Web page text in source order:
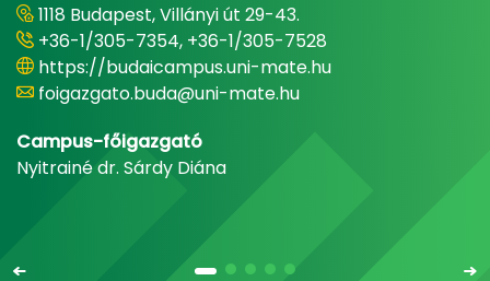
1118 Budapest, Villányi út 29-43.
+36-1/305-7354, +36-1/305-7528
https://budaicampus.uni-mate.hu
foigazgato.buda@uni-mate.hu
Campus-főigazgató
Nyitrainé dr. Sárdy Diána